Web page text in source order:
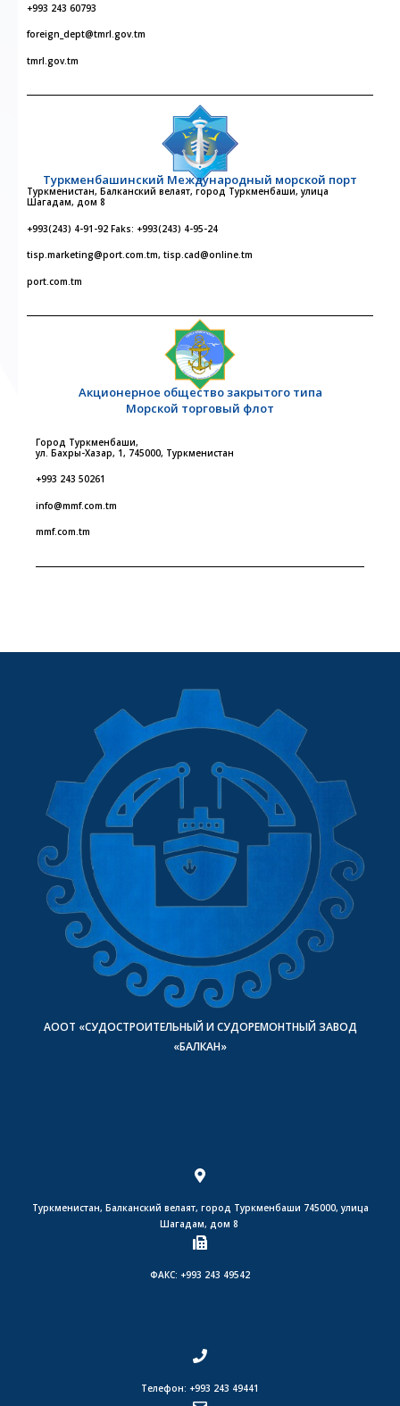
+993 243 60793
foreign_dept@tmrl.gov.tm
tmrl.gov.tm
Туркменбашинский Международный морской порт
Туркменистан, Балканский велаят, город Туркменбаши, улица
Шагадам, дом 8
+993(243) 4-91-92 Faks: +993(243) 4-95-24
tisp.marketing@port.com.tm, tisp.cad@online.tm
port.com.tm
Акционерное общество закрытого типа
Морской торговый флот
Город Туркменбаши,
ул. Бахры-Хазар, 1, 745000, Туркменистан
+993 243 50261
info@mmf.com.tm
mmf.com.tm
АООТ «СУДОСТРОИТЕЛЬНЫЙ И СУДОРЕМОНТНЫЙ ЗАВОД
«БАЛКАН»
Туркменистан, Балканский велаят, город Туркменбаши 745000, улица
Шагадам, дом 8
ФАКС: +993 243 49542
Телефон: +993 243 49441